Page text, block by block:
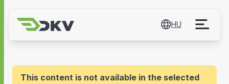
HU
This content is not available in the selected